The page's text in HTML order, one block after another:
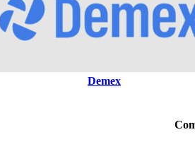
Demex